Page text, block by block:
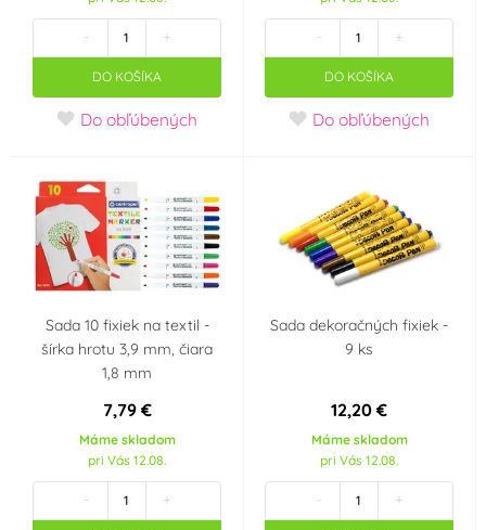
VYPRODEJ
Wiky (0) Wilton (0)
xWIKY (0) xx-AMSCAN (0)
YIWU1 (0) YIWU3 (0)
Zeelandia (0)
Bílá (19) Bordó (3)
Černá (35) Červená (43)
- +
DO KOŠÍKA
Do obľúbených
- +
DO KOŠÍKA
Do obľúbených
Sada 10 fixiek na textil -
šírka hrotu 3,9 mm, čiara
1,8 mm
7,79 €
Máme skladom
pri Vás 12.08.
- +
Sada dekoračných fixiek -
9 ks
12,20 €
Máme skladom
pri Vás 12.08.
- +